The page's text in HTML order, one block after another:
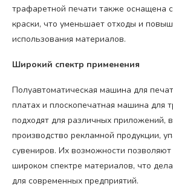
трафаретной печати также оснащена
краски, что уменьшает отходы и
использования материалов.
Широкий спектр применения
Полуавтоматическая машина для
платах и плоскопечатная машина для
подходят для различных приложений,
производство рекламной продукции,
сувениров. Их возможности позволяют
широком спектре материалов, что
для современных предприятий.